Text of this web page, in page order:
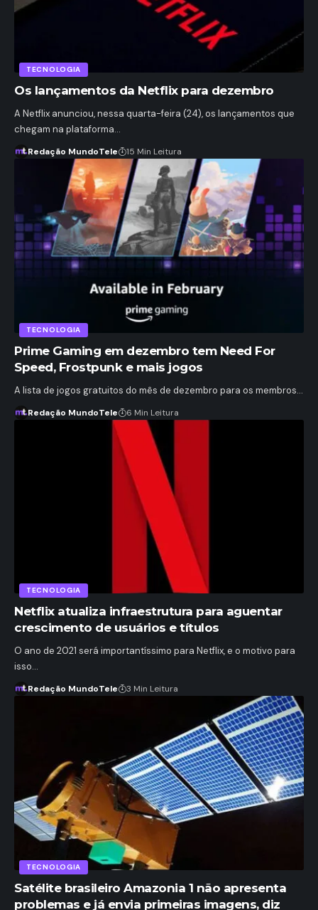
TECNOLOGIA
Os lançamentos da Netflix para dezembro
A Netflix anunciou, nessa quarta-feira (24), os lançamentos que
chegam na plataforma…
Redação MundoTele 15 Min Leitura
TECNOLOGIA
Prime Gaming em dezembro tem Need For
Speed, Frostpunk e mais jogos
A lista de jogos gratuitos do mês de dezembro para os membros…
Redação MundoTele 6 Min Leitura
TECNOLOGIA
Netflix atualiza infraestrutura para aguentar
crescimento de usuários e títulos
O ano de 2021 será importantíssimo para Netflix, e o motivo para
isso…
Redação MundoTele 3 Min Leitura
TECNOLOGIA
Satélite brasileiro Amazonia 1 não apresenta
problemas e já envia primeiras imagens, diz